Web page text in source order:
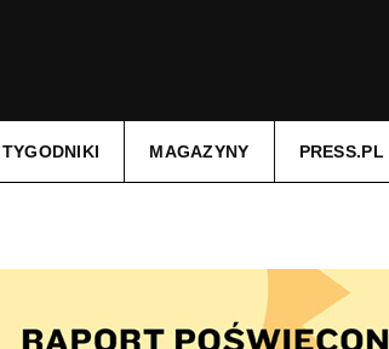
TYGODNIKI MAGAZYNY PRESS.PL